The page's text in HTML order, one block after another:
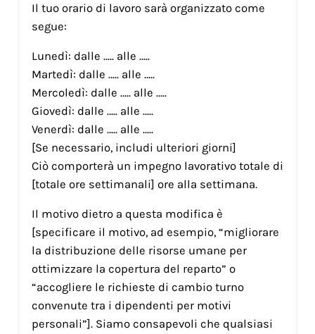
Il tuo orario di lavoro sarà organizzato come
segue:
Lunedì: dalle ….. alle …..
Martedì: dalle ….. alle …..
Mercoledì: dalle ….. alle …..
Giovedì: dalle ….. alle …..
Venerdì: dalle ….. alle …..
[Se necessario, includi ulteriori giorni]
Ciò comporterà un impegno lavorativo totale di
[totale ore settimanali] ore alla settimana.
Il motivo dietro a questa modifica è
[specificare il motivo, ad esempio, “migliorare
la distribuzione delle risorse umane per
ottimizzare la copertura del reparto” o
“accogliere le richieste di cambio turno
convenute tra i dipendenti per motivi
personali”]. Siamo consapevoli che qualsiasi